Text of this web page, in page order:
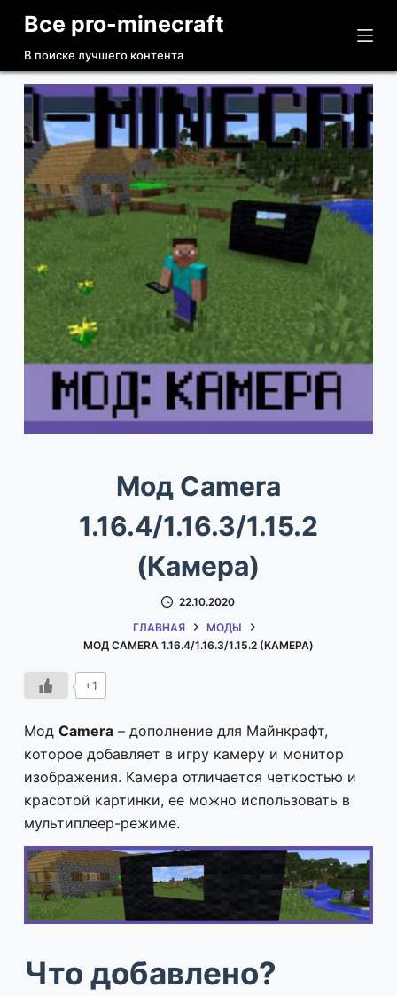
П
р
е
й
к
с
Все pro-minecraft
В поиске лучшего контента
Мод Camera
1.16.4/1.16.3/1.15.2
(Камера)
22.10.2020
ГЛАВНАЯ
МОДЫ
МОД CAMERA 1.16.4/1.16.3/1.15.2 (КАМЕРА)
+1
Мод Camera– дополнение для Майнкрафт,
которое добавляет в игру камеру и монитор
изображения. Камера отличается четкостью и
красотой картинки, ее можно использовать в
мультиплеер-режиме.
Что добавлено?